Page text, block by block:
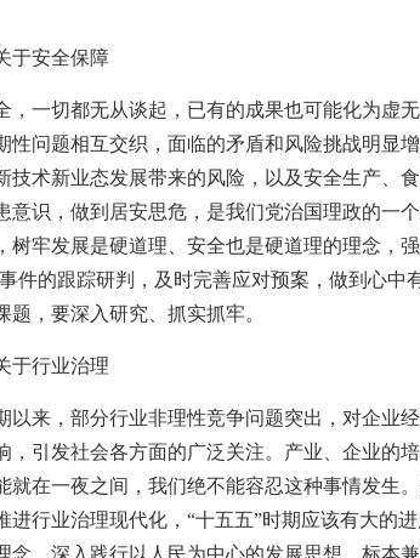
于安全保障
，一切都无从谈起，已有的成果也可能化为虚
性问题相互交织，面临的矛盾和风险挑战明显
技术新业态发展带来的风险，以及安全生产、
意识，做到居安思危，是我们党治国理政的一
树牢发展是硬道理、安全也是硬道理的理念，
件的跟踪研判，及时完善应对预案，做到心
题，要深入研究、抓实抓牢。
于行业治理
以来，部分行业非理性竞争问题突出，对企业
，引发社会各方面的广泛关注。产业、企业的
就在一夜之间，我们绝不能容忍这种事情发生
进行业治理现代化，“十五五”时期应该有大的
念，深入践行以人民为中心的发展思想，标本